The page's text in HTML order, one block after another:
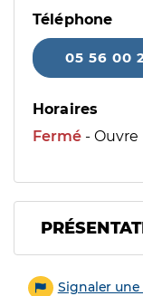
Téléphone
05 56 00
Horaires
Fermé - Ouvre
Signaler